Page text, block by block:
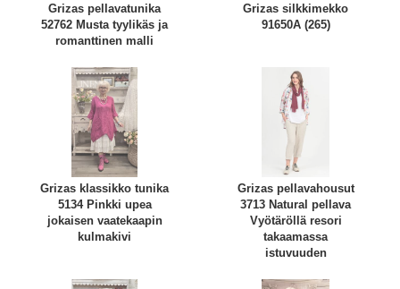
Grizas pellavatunika
52762 Musta tyylikäs ja
romanttinen malli
Grizas silkkimekko
91650A (265)
Grizas klassikko tunika
5134 Pinkki upea
jokaisen vaatekaapin
kulmakivi
Grizas pellavahousut
3713 Natural pellava
Vyötäröllä resori
takaamassa
istuvuuden